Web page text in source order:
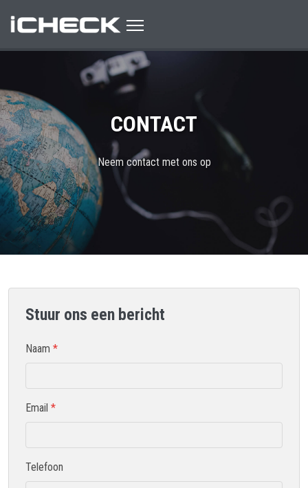
MONITORING
PROBEER NU!
INLOGGEN
CONTACT
Neem contact met ons op
Stuur ons een bericht
Naam *
Email *
Telefoon